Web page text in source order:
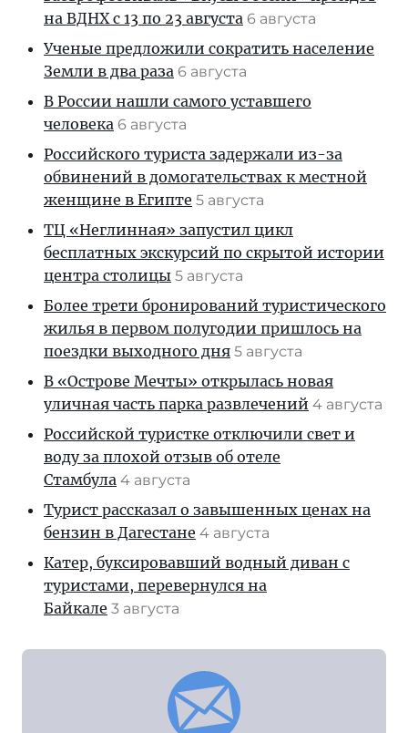
на ВДНХ с 13 по 23 августа 6 августа
Ученые предложили сократить население
Земли в два раза 6 августа
В России нашли самого уставшего
человека 6 августа
Российского туриста задержали из-за
обвинений в домогательствах к местной
женщине в Египте 5 августа
ТЦ «Неглинная» запустил цикл
бесплатных экскурсий по скрытой истории
центра столицы 5 августа
Более трети бронирований туристического
жилья в первом полугодии пришлось на
поездки выходного дня 5 августа
В «Острове Мечты» открылась новая
уличная часть парка развлечений 4 августа
Российской туристке отключили свет и
воду за плохой отзыв об отеле
Стамбула 4 августа
Турист рассказал о завышенных ценах на
бензин в Дагестане 4 августа
Катер, буксировавший водный диван с
туристами, перевернулся на
Байкале 3 августа